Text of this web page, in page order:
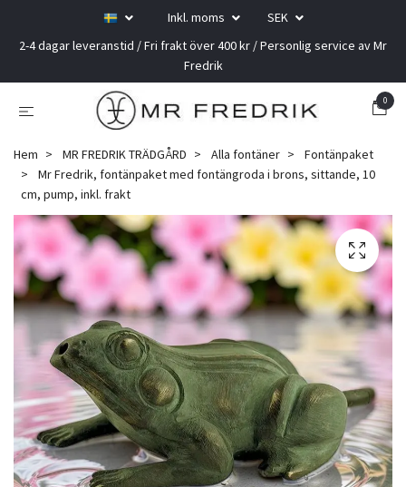
Inkl. moms
SEK
2-4 dagar leveranstid / Fri frakt över 400 kr / Personlig service av Mr
Fredrik
0
Hem MR FREDRIK TRÄDGÅRD Alla fontäner
Fontänpaket
Mr Fredrik, fontänpaket med fontängroda i brons, sittande, 10
cm, pump, inkl. frakt